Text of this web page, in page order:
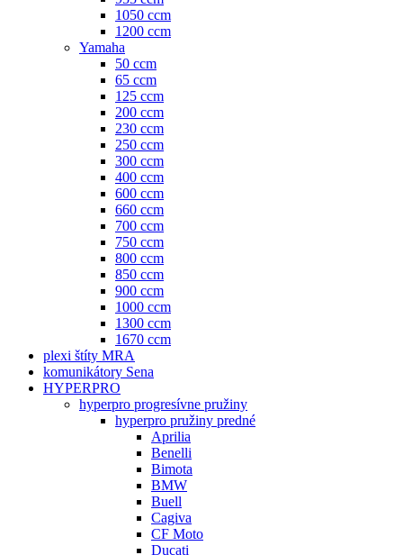
1050 ccm
1200 ccm
Yamaha
50 ccm
65 ccm
125 ccm
200 ccm
230 ccm
250 ccm
300 ccm
400 ccm
600 ccm
660 ccm
700 ccm
750 ccm
800 ccm
850 ccm
900 ccm
1000 ccm
1300 ccm
1670 ccm
plexi štíty MRA
komunikátory Sena
HYPERPRO
hyperpro progresívne pružiny
hyperpro pružiny predné
Aprilia
Benelli
Bimota
BMW
Buell
Cagiva
CF Moto
Ducati